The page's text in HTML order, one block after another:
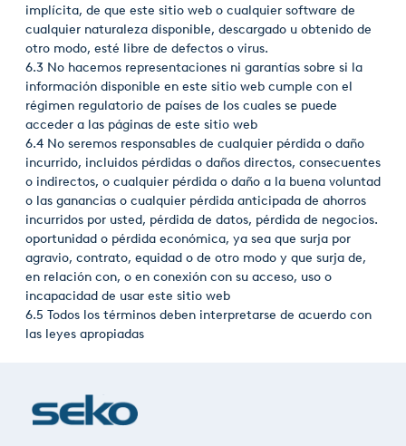
implícita, de que este sitio web o cualquier software de
cualquier naturaleza disponible, descargado u obtenido de
otro modo, esté libre de defectos o virus.
6.3 No hacemos representaciones ni garantías sobre si la
información disponible en este sitio web cumple con el
régimen regulatorio de países de los cuales se puede
acceder a las páginas de este sitio web
6.4 No seremos responsables de cualquier pérdida o daño
incurrido, incluidos pérdidas o daños directos, consecuentes
o indirectos, o cualquier pérdida o daño a la buena voluntad
o las ganancias o cualquier pérdida anticipada de ahorros
incurridos por usted, pérdida de datos, pérdida de negocios.
oportunidad o pérdida económica, ya sea que surja por
agravio, contrato, equidad o de otro modo y que surja de,
en relación con, o en conexión con su acceso, uso o
incapacidad de usar este sitio web
6.5 Todos los términos deben interpretarse de acuerdo con
las leyes apropiadas